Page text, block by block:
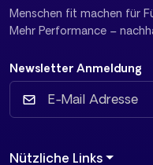
Menschen fit machen für
Mehr Performance –
Newsletter Anmeldung
Nützliche Links